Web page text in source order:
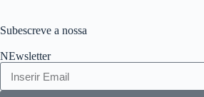
Subescreve a nossa
NEwsletter